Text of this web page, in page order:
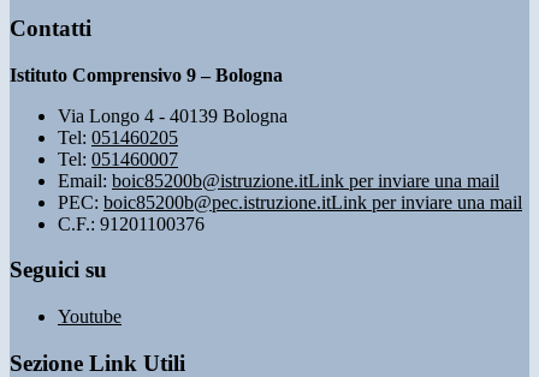
Contatti
Istituto Comprensivo 9 – Bologna
Via Longo 4 - 40139 Bologna
Tel: 051460205
Tel: 051460007
Email: boic85200b@istruzione.itLink per inviare una mail
PEC: boic85200b@pec.istruzione.itLink per inviare una mail
C.F.: 91201100376
Seguici su
Youtube
Sezione Link Utili